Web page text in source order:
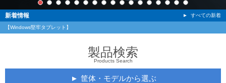
新着情報 すべての新着
【Windows堅牢タブレット】
夏季休業のご案内 (2026.07.21更新)
製品検索
Products Search
筐体・モデルから選ぶ